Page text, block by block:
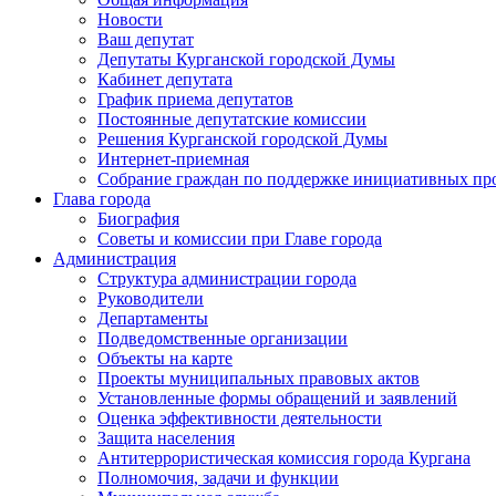
Новости
Ваш депутат
Депутаты Курганской городской Думы
Кабинет депутата
График приема депутатов
Постоянные депутатские комиссии
Решения Курганской городской Думы
Интернет-приемная
Собрание граждан по поддержке инициативных
Глава города
Биография
Советы и комиссии при Главе города
Администрация
Структура администрации города
Руководители
Департаменты
Подведомственные организации
Объекты на карте
Проекты муниципальных правовых актов
Установленные формы обращений и заявлений
Оценка эффективности деятельности
Защита населения
Антитеррористическая комиссия города Кургана
Полномочия, задачи и функции